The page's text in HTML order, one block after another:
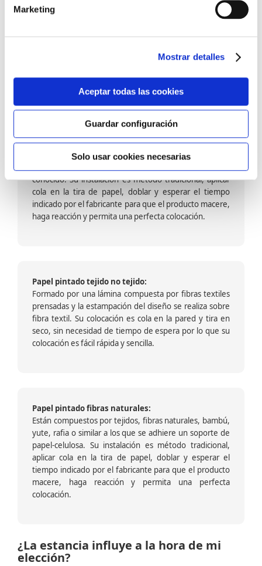
Marketing
Mostrar detalles
Aceptar todas las cookies
Guardar configuración
Solo usar cookies necesarias
barniz multiadherente en base agua. En zonas de
fuegos, se recomienda proteger con placas, silestone,
dado que el frotar en exceso dañaría el papel. Su
colocación es cola en la pared y tira en seco, sin
colocación es fácil rápida y sencilla.
Papel pintado calidad papel:
Formado por una capa de papel sobre un soporte de
conocido. Su instalación es método tradicional, aplicar
cola en la tira de papel, doblar y esperar el tiempo
indicado por el fabricante para que el producto macere,
haga reacción y permita una perfecta colocación.
Papel pintado tejido no tejido:
Formado por una lámina compuesta por fibras textiles
prensadas y la estampación del diseño se realiza sobre
fibra textil. Su colocación es cola en la pared y tira en
seco, sin necesidad de tiempo de espera por lo que su
colocación es fácil rápida y sencilla.
Papel pintado fibras naturales:
Están compuestos por tejidos, fibras naturales, bambú,
yute, rafia o similar a los que se adhiere un soporte de
papel-celulosa. Su instalación es método tradicional,
aplicar cola en la tira de papel, doblar y esperar el
tiempo indicado por el fabricante para que el producto
macere, haga reacción y permita una perfecta
colocación.
¿La estancia influye a la hora de mi
elección?